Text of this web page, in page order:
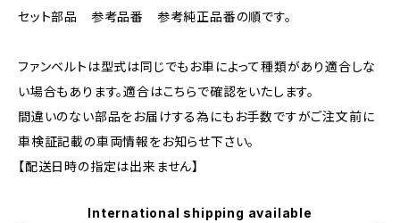
セット部品 参考品番 参考純正品番の順です。
ファンベルトは型式は同じでもお車によって種類があり適合しな
い場合もあります。適合はこちらで確認をいたします。
間違いのない部品をお届けする為にもお手数ですがご注文前に
車検証記載の車両情報をお知らせ下さい。
【配送日時の指定は出来ません】
International shipping available